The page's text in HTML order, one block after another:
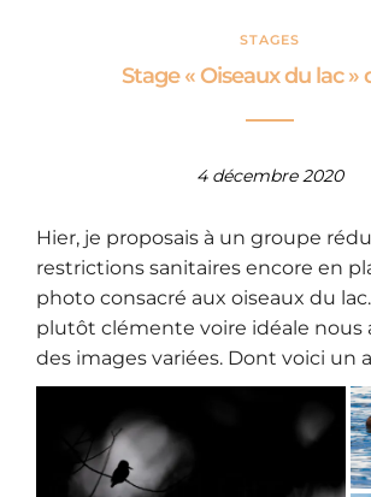
STAGES
Stage « Oiseaux du lac »
4 décembre 2020
Hier, je proposais à un groupe
restrictions sanitaires encore en
photo consacré aux oiseaux du
plutôt clémente voire idéale nous
des images variées. Dont voici un